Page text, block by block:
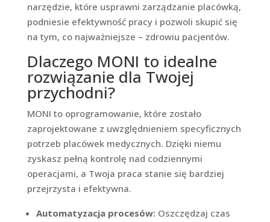
narzędzie, które usprawni zarządzanie placówką,
podniesie efektywność pracy i pozwoli skupić się
na tym, co najważniejsze – zdrowiu pacjentów.
Dlaczego MONI to idealne
rozwiązanie dla Twojej
przychodni?
MONI to oprogramowanie, które zostało
zaprojektowane z uwzględnieniem specyficznych
potrzeb placówek medycznych. Dzięki niemu
zyskasz pełną kontrolę nad codziennymi
operacjami, a Twoja praca stanie się bardziej
przejrzysta i efektywna.
Automatyzacja procesów:Oszczędzaj czas